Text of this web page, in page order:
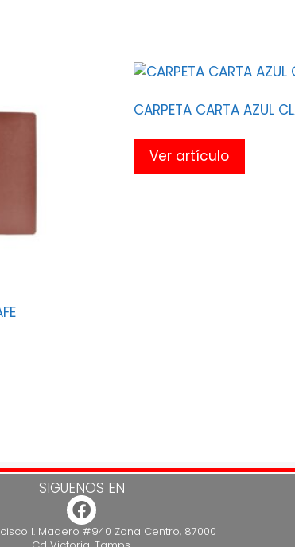
CARPETA CARTA AZUL
Ver artículo
SIGUENOS EN
I. Madero #940 Zona Centro, 87000